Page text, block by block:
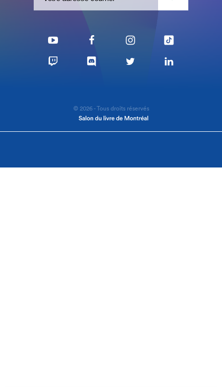
© 2026 - Tous droits réservés